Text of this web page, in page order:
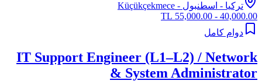
تركيا - اسطنبول - Küçükçekmece
40,000.00 - 55,000.00 TL
دوام كامل
IT Support Engineer (L1–L2) / Network
& System Administrator